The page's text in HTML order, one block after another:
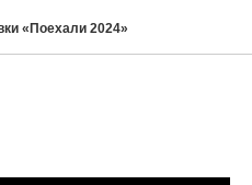
«Поехали 2024»